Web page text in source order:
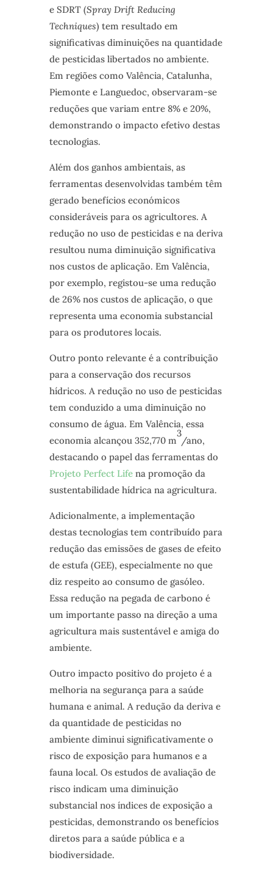
e SDRT (Spray Drift Reducing
Techniques) tem resultado em
significativas diminuições na quantidade
de pesticidas libertados no ambiente.
Em regiões como Valência, Catalunha,
Piemonte e Languedoc, observaram-se
reduções que variam entre 8% e 20%,
demonstrando o impacto efetivo destas
tecnologias.
Além dos ganhos ambientais, as
ferramentas desenvolvidas também têm
gerado benefícios económicos
consideráveis para os agricultores. A
redução no uso de pesticidas e na deriva
resultou numa diminuição significativa
nos custos de aplicação. Em Valência,
por exemplo, registou-se uma redução
de 26% nos custos de aplicação, o que
representa uma economia substancial
para os produtores locais.
Outro ponto relevante é a contribuição
para a conservação dos recursos
hídricos. A redução no uso de pesticidas
tem conduzido a uma diminuição no
consumo de água. Em Valência, essa
economia alcançou 352,770 m
3
/ano,
destacando o papel das ferramentas do
Projeto Perfect Lifena promoção da
sustentabilidade hídrica na agricultura.
Adicionalmente, a implementação
destas tecnologias tem contribuído para
redução das emissões de gases de efeito
de estufa (GEE), especialmente no que
diz respeito ao consumo de gasóleo.
Essa redução na pegada de carbono é
um importante passo na direção a uma
agricultura mais sustentável e amiga do
ambiente.
Outro impacto positivo do projeto é a
melhoria na segurança para a saúde
humana e animal. A redução da deriva e
da quantidade de pesticidas no
ambiente diminui significativamente o
risco de exposição para humanos e a
fauna local. Os estudos de avaliação de
risco indicam uma diminuição
substancial nos índices de exposição a
pesticidas, demonstrando os benefícios
diretos para a saúde pública e a
biodiversidade.